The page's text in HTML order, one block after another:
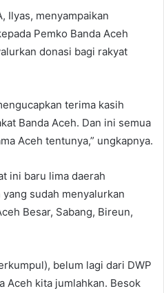
Ilyas, menyampaikan
Pemko Banda Aceh
donasi bagi rakyat
terima kasih
Banda Aceh. Dan ini semua
Aceh tentunya,” ungkapnya.
ini baru lima daerah
sudah menyalurkan
Besar, Sabang, Bireun,
belum lagi dari DWP
Aceh kita jumlahkan. Besok